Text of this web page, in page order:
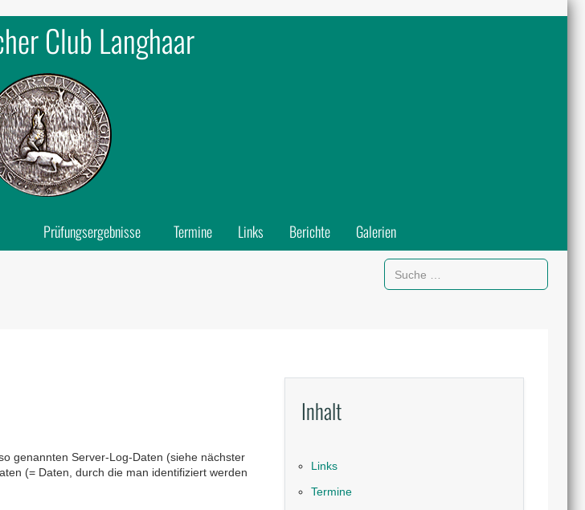
Club Langhaar
Prüfungsergebnisse Termine Links Berichte Galerien
Suchen
genannten Server-Log-Daten (siehe nächster
(= Daten, durch die man identifiziert werden
Inhalt
Links
Termine